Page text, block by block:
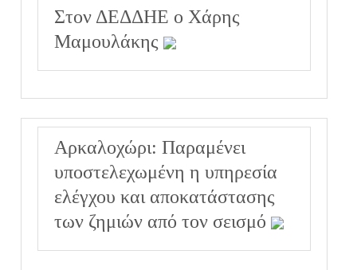
Στον ΔΕΔΔΗΕ ο Χάρης
Μαμουλάκης
Αρκαλοχώρι: Παραμένει
υποστελεχωμένη η υπηρεσία
ελέγχου και αποκατάστασης
των ζημιών από τον σεισμό